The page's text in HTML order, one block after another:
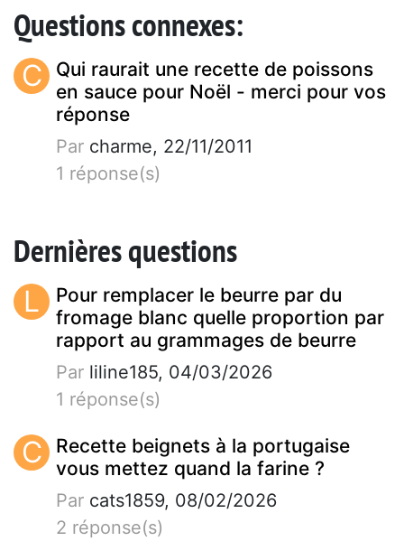
Questions connexes:
C
Qui raurait une recette de poissons
en sauce pour Noël - merci pour vos
réponse
Par charme, 22/11/2011
1 réponse(s)
Dernières questions
L
Pour remplacer le beurre par du
fromage blanc quelle proportion par
rapport au grammages de beurre
Par liline185, 04/03/2026
1 réponse(s)
C
Recette beignets à la portugaise
vous mettez quand la farine ?
Par cats1859, 08/02/2026
2 réponse(s)